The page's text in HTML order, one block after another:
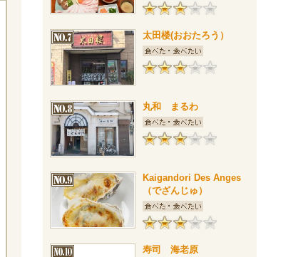
太田楼(おおたろう）
丸和 まるわ
Kaigandori Des Anges
（でざんじゅ）
寿司 海老原